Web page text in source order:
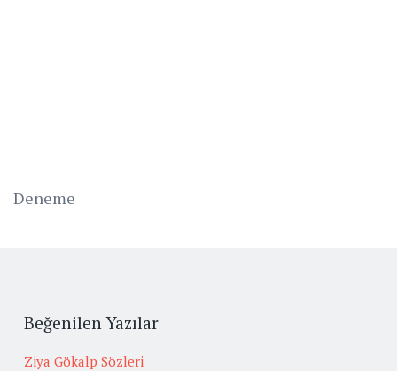
Deneme
Beğenilen Yazılar
Ziya Gökalp Sözleri